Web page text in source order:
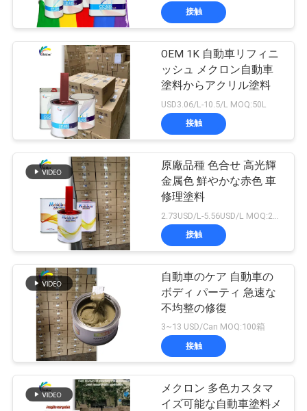
接触
OEM 1K 自動車リフィニ
ッシュ メクロン自動車
塗料からアクリル塗料
USD3.06/L-10.5/L MOQ:50L
接触
原廠品種 色合せ 高光輝
金属色 鮮やかな赤色 車
修理塗料
接触
自動車のケア 自動車の
ボディ パーティ 急速な
不均整の修復
3~13 USD/Can MOQ:100箱
接触
メクロン 多色カスタマ
イズ可能な自動車塗料メ